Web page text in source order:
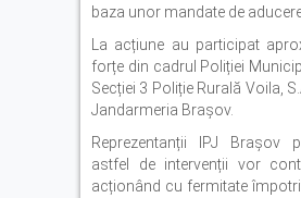
baza unor mandate de
La acțiune au participat
forțe din cadrul Poliției
Secției 3 Poliție Rurală Voila,
Jandarmeria Brașov.
Reprezentanții IPJ Brașov
astfel de intervenții vor
acționând cu fermitate